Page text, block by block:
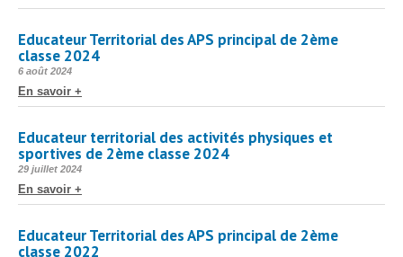
Educateur Territorial des APS principal de 2ème
classe 2024
Publié
6 août 2024
En savoir +
Educateur territorial des activités physiques et
sportives de 2ème classe 2024
Publié
29 juillet 2024
En savoir +
Educateur Territorial des APS principal de 2ème
classe 2022